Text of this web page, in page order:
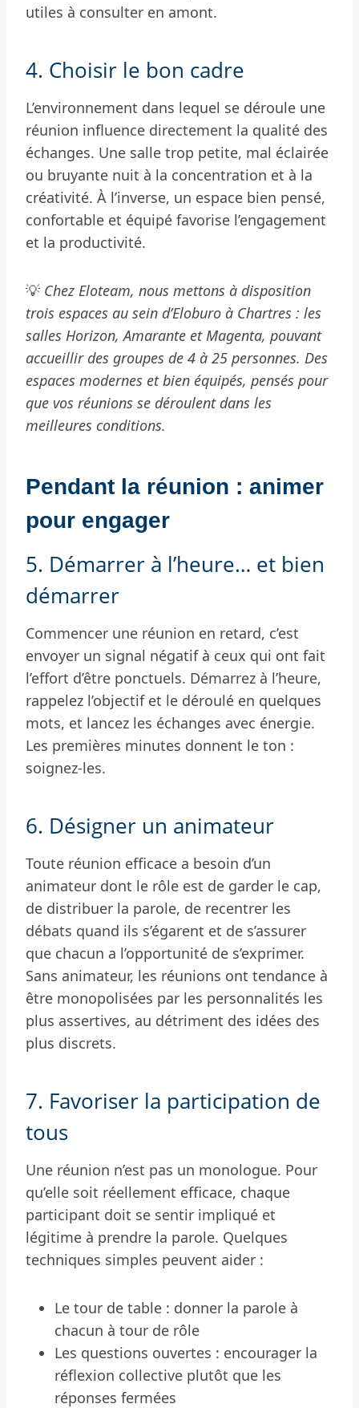
utiles à consulter en amont.
4. Choisir le bon cadre
L’environnement dans lequel se déroule une
réunion influence directement la qualité des
échanges. Une salle trop petite, mal éclairée
ou bruyante nuit à la concentration et à la
créativité. À l’inverse, un espace bien pensé,
confortable et équipé favorise l’engagement
et la productivité.
💡 Chez Eloteam, nous mettons à disposition
trois espaces au sein d’Eloburo à Chartres : les
salles Horizon, Amarante et Magenta, pouvant
accueillir des groupes de 4 à 25 personnes. Des
espaces modernes et bien équipés, pensés pour
que vos réunions se déroulent dans les
meilleures conditions.
Pendant la réunion : animer
pour engager
5. Démarrer à l’heure… et bien
démarrer
Commencer une réunion en retard, c’est
envoyer un signal négatif à ceux qui ont fait
l’effort d’être ponctuels. Démarrez à l’heure,
rappelez l’objectif et le déroulé en quelques
mots, et lancez les échanges avec énergie.
Les premières minutes donnent le ton :
soignez-les.
6. Désigner un animateur
Toute réunion efficace a besoin d’un
animateur dont le rôle est de garder le cap,
de distribuer la parole, de recentrer les
débats quand ils s’égarent et de s’assurer
que chacun a l’opportunité de s’exprimer.
Sans animateur, les réunions ont tendance à
être monopolisées par les personnalités les
plus assertives, au détriment des idées des
plus discrets.
7. Favoriser la participation de
tous
Une réunion n’est pas un monologue. Pour
qu’elle soit réellement efficace, chaque
participant doit se sentir impliqué et
légitime à prendre la parole. Quelques
techniques simples peuvent aider :
Le tour de table : donner la parole à
chacun à tour de rôle
Les questions ouvertes : encourager la
réflexion collective plutôt que les
réponses fermées